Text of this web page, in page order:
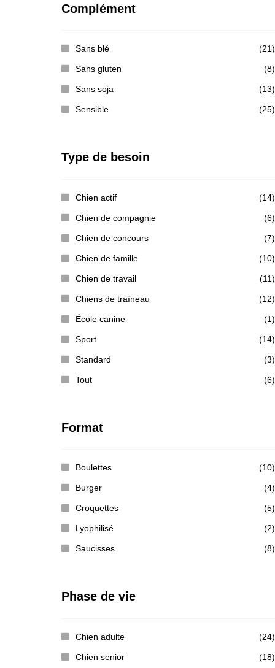
Complément
Sans blé (21)
Sans gluten (8)
Sans soja (13)
Sensible (25)
Type de besoin
Chien actif (14)
Chien de compagnie (6)
Chien de concours (7)
Chien de famille (10)
Chien de travail (11)
Chiens de traîneau (12)
École canine (1)
Sport (14)
Standard (3)
Tout (6)
Format
Boulettes (10)
Burger (4)
Croquettes (5)
Lyophilisé (2)
Saucisses (8)
Phase de vie
Chien adulte (24)
Chien senior (18)